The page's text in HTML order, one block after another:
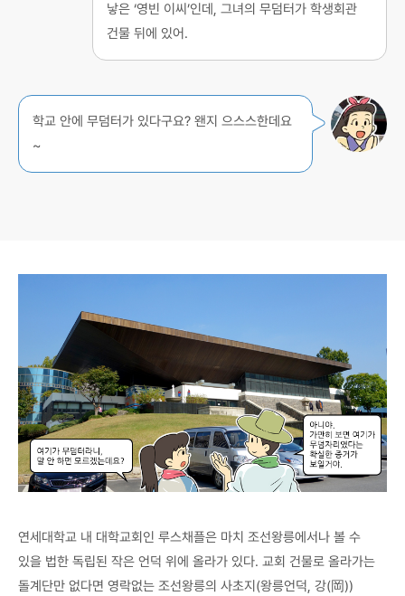
낳은 ‘영빈 이씨’인데, 그녀의 무덤터가 학생회관
건물 뒤에 있어.
학교 안에 무덤터가 있다구요? 왠지 으스스한데요
~
연세대학교 내 대학교회인 루스채플은 마치 조선왕릉에서나 볼 수
있을 법한 독립된 작은 언덕 위에 올라가 있다. 교회 건물로 올라가는
돌계단만 없다면 영락없는 조선왕릉의 사초지(왕릉언덕, 강(岡))